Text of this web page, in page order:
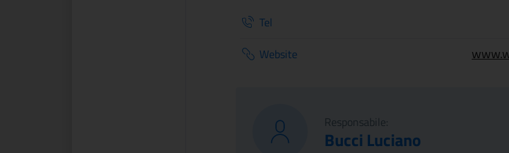
Tel
Website
Responsabile:
Bucci Luciano